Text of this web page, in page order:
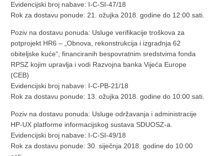
Evidencijski broj nabave: I-C-SI-47/18
Rok za dostavu ponude: 21. ožujka 2018. godine do 12:00 sati.
Poziv na dostavu ponuda: Usluge verifikacije troškova za
potprojekt HR6 – „Obnova, rekonstrukcija i izgradnja 62
obiteljske kuće“, financiranih bespovratnim sredstvima fonda
RPSZ kojim upravlja i vodi Razvojna banka Vijeća Europe
(CEB)
Evidencijski broj nabave: I-C-PB-21/18
Rok za dostavu ponude: 13. ožujka 2018. godine do 10:00 sati.
Poziv na dostavu ponuda: Usluge održavanja i administracije
HP-UX platforme informacijskog sustava SDUOSZ-a.
Evidencijski broj nabave: I-C-SI-49/18
Rok za dostavu ponude: 30. siječnja 2018. godine do 10:00